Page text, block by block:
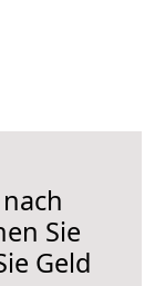
Sie
Geld